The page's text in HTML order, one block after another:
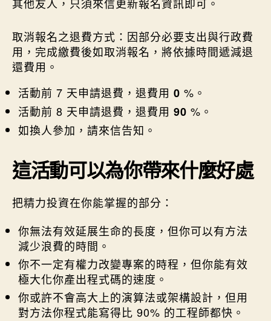
取消報名之退費方式：因部分必要支出與行政費
用，完成繳費後如取消報名，將依據時間遞減退
還費用。
活動前 7 天申請退費，退費用 0 %。
活動前 8 天申請退費，退費用 90 %。
如換人參加，請來信告知。
這活動可以為你帶來什麼好處
把精力投資在你能掌握的部分：
你無法有效延展生命的長度，但你可以有方法
減少浪費的時間。
你不一定有權力改變專案的時程，但你能有效
極大化你產出程式碼的速度。
你或許不會高大上的演算法或架構設計，但用
對方法你程式能寫得比 90% 的工程師都快。